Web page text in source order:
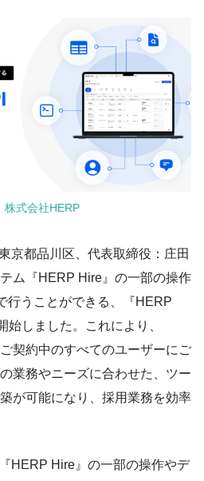
株式会社HERP
京都品川区、代表取締役：庄田
ム『HERP Hire』の一部の操作
行うことができる、『HERP
始しました。これにより、
契約中のすべてのユーザーにご
業務やニーズに合わせた、ツー
が可能になり、採用業務を効率
HERP Hire』の一部の操作やデ